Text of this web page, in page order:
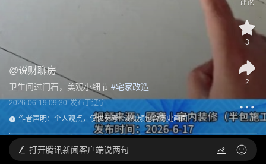
@说财聊房
卫生间过门石，美观小细节 #宅家改造
2026-06-19 09:30 发布于辽宁
作者声明：个人观点，仅供参考 | 该视频包含历史画面
评论
3
2
打开腾讯新闻客户端说两句